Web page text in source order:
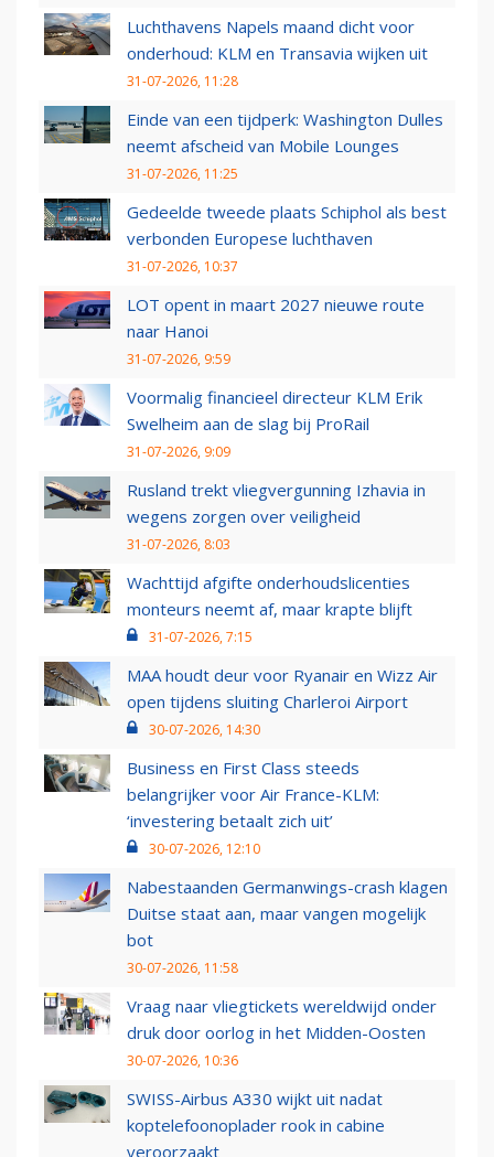
Luchthavens Napels maand dicht voor
onderhoud: KLM en Transavia wijken uit
31-07-2026, 11:28
Einde van een tijdperk: Washington Dulles
neemt afscheid van Mobile Lounges
31-07-2026, 11:25
Gedeelde tweede plaats Schiphol als best
verbonden Europese luchthaven
31-07-2026, 10:37
LOT opent in maart 2027 nieuwe route
naar Hanoi
31-07-2026, 9:59
Voormalig financieel directeur KLM Erik
Swelheim aan de slag bij ProRail
31-07-2026, 9:09
Rusland trekt vliegvergunning Izhavia in
wegens zorgen over veiligheid
31-07-2026, 8:03
Wachttijd afgifte onderhoudslicenties
monteurs neemt af, maar krapte blijft
31-07-2026, 7:15
MAA houdt deur voor Ryanair en Wizz Air
open tijdens sluiting Charleroi Airport
30-07-2026, 14:30
Business en First Class steeds
belangrijker voor Air France-KLM:
‘investering betaalt zich uit’
30-07-2026, 12:10
Nabestaanden Germanwings-crash klagen
Duitse staat aan, maar vangen mogelijk
bot
30-07-2026, 11:58
Vraag naar vliegtickets wereldwijd onder
druk door oorlog in het Midden-Oosten
30-07-2026, 10:36
SWISS-Airbus A330 wijkt uit nadat
koptelefoonoplader rook in cabine
veroorzaakt